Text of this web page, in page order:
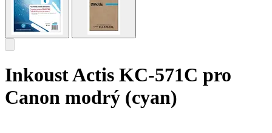
Inkoust Actis KC-571C pro
Canon modrý (cyan)